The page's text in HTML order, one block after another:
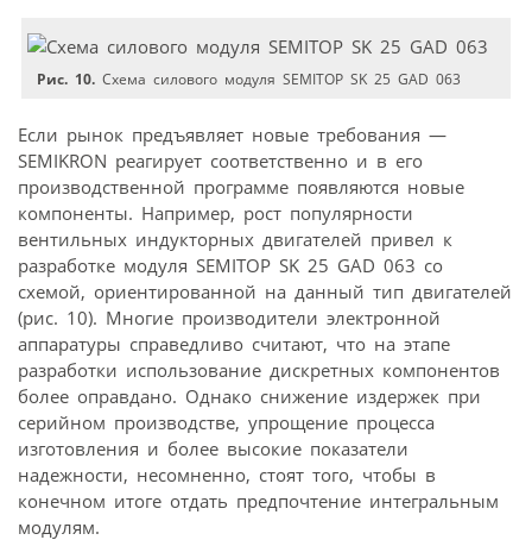
Рис. 10. Схема силового модуля SEMITOP SK 25 GAD 063
Если рынок предъявляет новые требования —
SEMIKRON реагирует соответственно и в его
производственной программе появляются новые
компоненты. Например, рост популярности
вентильных индукторных двигателей привел к
разработке модуля SEMITOP SK 25 GAD 063 со
схемой, ориентированной на данный тип двигателей
(рис. 10). Многие производители электронной
аппаратуры справедливо считают, что на этапе
разработки использование дискретных компонентов
более оправдано. Однако снижение издержек при
серийном производстве, упрощение процесса
изготовления и более высокие показатели
надежности, несомненно, стоят того, чтобы в
конечном итоге отдать предпочтение интегральным
модулям.